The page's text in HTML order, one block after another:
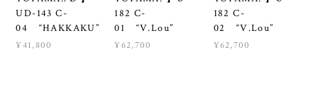
UD-143 C-
04 “HAKKAKU”
¥41,800
182 C-
01 “V.Lou”
¥62,700
182 C-
02 “V.Lou”
¥62,700